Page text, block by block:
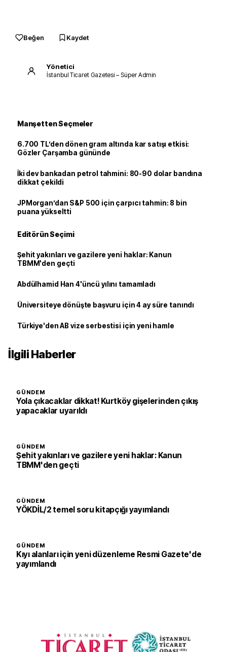
Beğen Kaydet
Yönetici
İstanbul Ticaret Gazetesi – Süper Admin
Manşetten Seçmeler
6.700 TL’den dönen gram altında kar satışı etkisi:
Gözler Çarşamba gününde
İki dev bankadan petrol tahmini: 80-90 dolar bandına
dikkat çekildi
JPMorgan’dan S&P 500 için çarpıcı tahmin: 8 bin
puana yükseltti
Editörün Seçimi
Şehit yakınları ve gazilere yeni haklar: Kanun
TBMM'den geçti
Abdülhamid Han 4'üncü yılını tamamladı
Üniversiteye dönüşte başvuru için 4 ay süre tanındı
Türkiye'den AB vize serbestisi için yeni hamle
İlgili Haberler
GÜNDEM
Yola çıkacaklar dikkat! Kurtköy gişelerinden çıkış
yapacaklar uyarıldı
GÜNDEM
Şehit yakınları ve gazilere yeni haklar: Kanun
TBMM'den geçti
GÜNDEM
YÖKDİL/2 temel soru kitapçığı yayımlandı
GÜNDEM
Kıyı alanları için yeni düzenleme Resmi Gazete'de
yayımlandı